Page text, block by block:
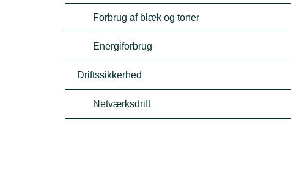
Forbrug af blæk og toner
Energiforbrug
Driftssikkerhed
Netværksdrift